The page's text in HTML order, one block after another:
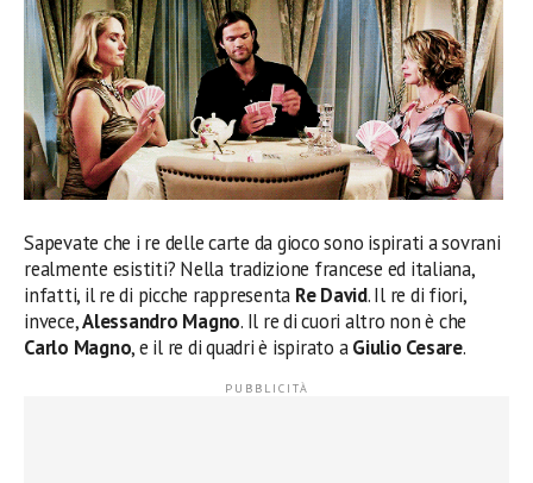
Sapevate che i re delle carte da gioco sono ispirati a sovrani
realmente esistiti? Nella tradizione francese ed italiana,
infatti, il re di picche rappresenta Re David. Il re di fiori,
invece,Alessandro Magno. Il re di cuori altro non è che
Carlo Magno, e il re di quadri è ispirato aGiulio Cesare.